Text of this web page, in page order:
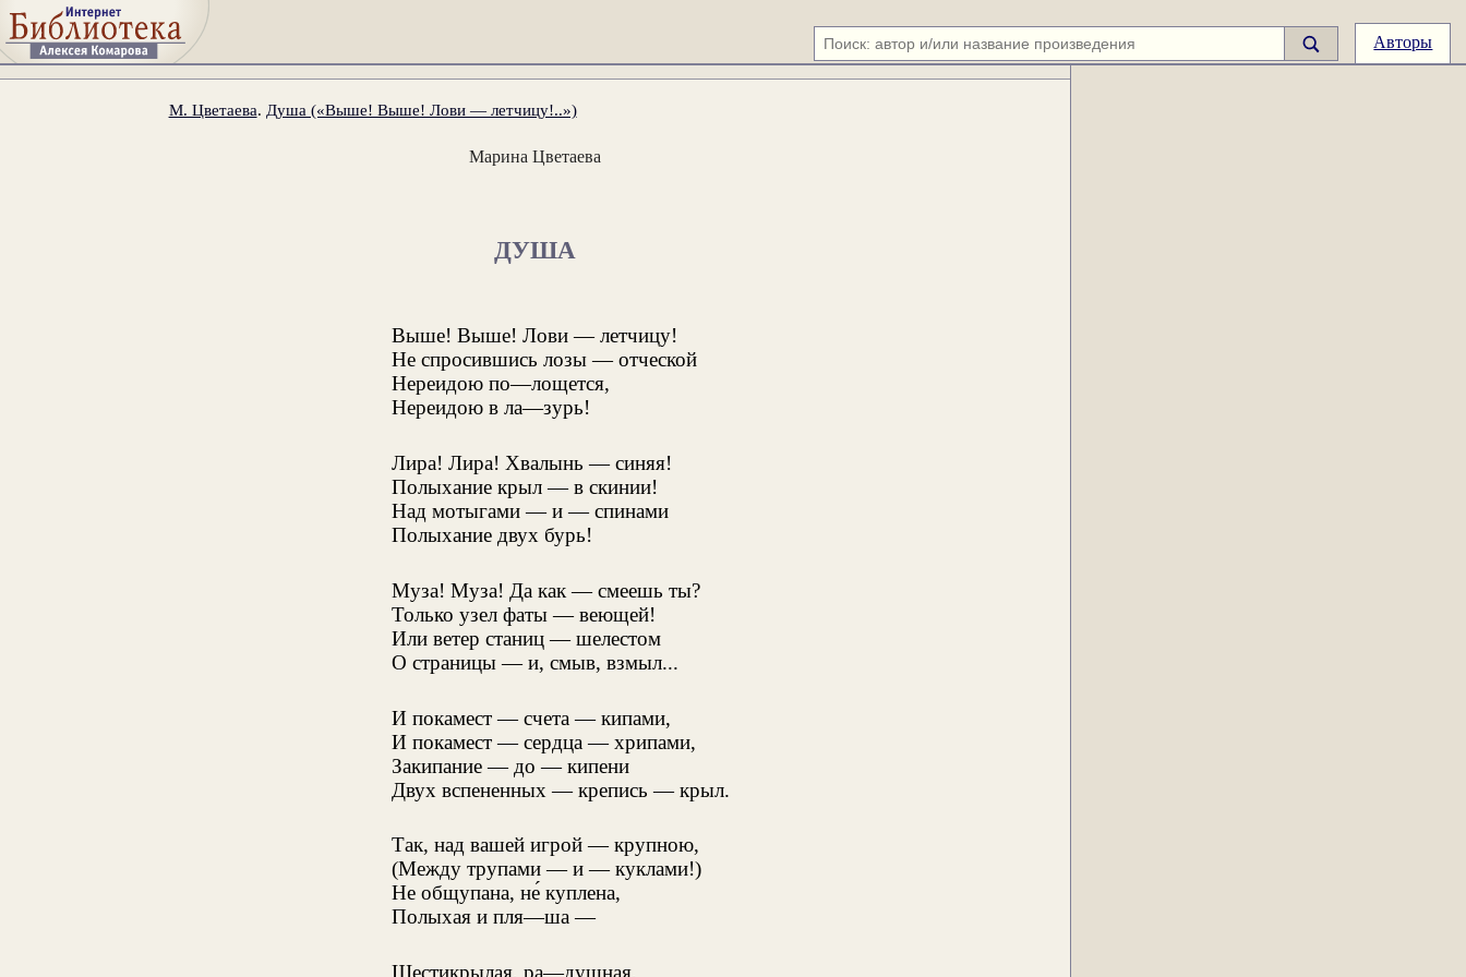
Авторы
М. Цветаева. Душа («Выше! Выше! Лови — летчицу!..»)
Марина Цветаева
ДУША
Выше! Выше! Лови — летчицу!
Не спросившись лозы — отческой
Нереидою по—лощется,
Нереидою в ла—зурь!
Лира! Лира! Хвалынь — синяя!
Полыхание крыл — в скинии!
Над мотыгами — и — спинами
Полыхание двух бурь!
Муза! Муза! Да как — смеешь ты?
Только узел фаты — веющей!
Или ветер станиц — шелестом
О страницы — и, смыв, взмыл...
И покамест — счета — кипами,
И покамест — сердца — хрипами,
Закипание — до — кипени
Двух вспененных — крепись — крыл.
Так, над вашей игрой — крупною,
(Между трупами — и — куклами!)
Не общупана, не́ куплена,
Полыхая и пля—ша —
Шестикрылая, ра—душная,